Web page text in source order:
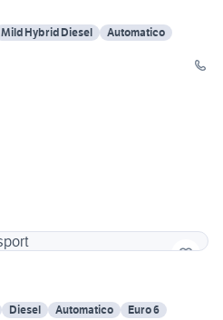
Mild Hybrid Diesel
Automatico
Diesel Automatico
Euro 6